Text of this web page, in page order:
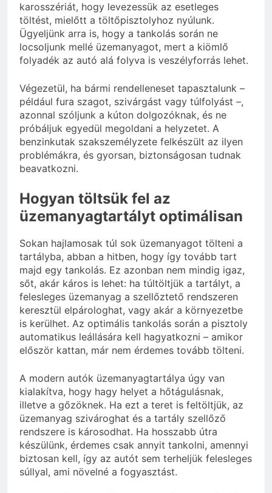
karosszériát, hogy levezessük az esetleges
töltést, mielőtt a töltőpisztolyhoz nyúlunk.
Ügyeljünk arra is, hogy a tankolás során ne
locsoljunk mellé üzemanyagot, mert a kiömlő
folyadék az autó alá folyva is veszélyforrás lehet.
Végezetül, ha bármi rendelleneset tapasztalunk –
például fura szagot, szivárgást vagy túlfolyást –,
azonnal szóljunk a kúton dolgozóknak, és ne
próbáljuk egyedül megoldani a helyzetet. A
benzinkutak szakszemélyzete felkészült az ilyen
problémákra, és gyorsan, biztonságosan tudnak
beavatkozni.
Hogyan töltsük fel az
üzemanyagtartályt optimálisan
Sokan hajlamosak túl sok üzemanyagot tölteni a
tartályba, abban a hitben, hogy így tovább tart
majd egy tankolás. Ez azonban nem mindig igaz,
sőt, akár káros is lehet: ha túltöltjük a tartályt, a
felesleges üzemanyag a szellőztető rendszeren
keresztül elpárologhat, vagy akár a környezetbe
is kerülhet. Az optimális tankolás során a pisztoly
automatikus leállására kell hagyatkozni – amikor
először kattan, már nem érdemes tovább tölteni.
A modern autók üzemanyagtartálya úgy van
kialakítva, hogy hagy helyet a hőtágulásnak,
illetve a gőzöknek. Ha ezt a teret is feltöltjük, az
üzemanyag szivároghat és a tartály szellőző
rendszere is károsodhat. Ha hosszabb útra
készülünk, érdemes csak annyit tankolni, amennyi
biztosan kell, így az autót sem terheljük felesleges
súllyal, ami növelné a fogyasztást.